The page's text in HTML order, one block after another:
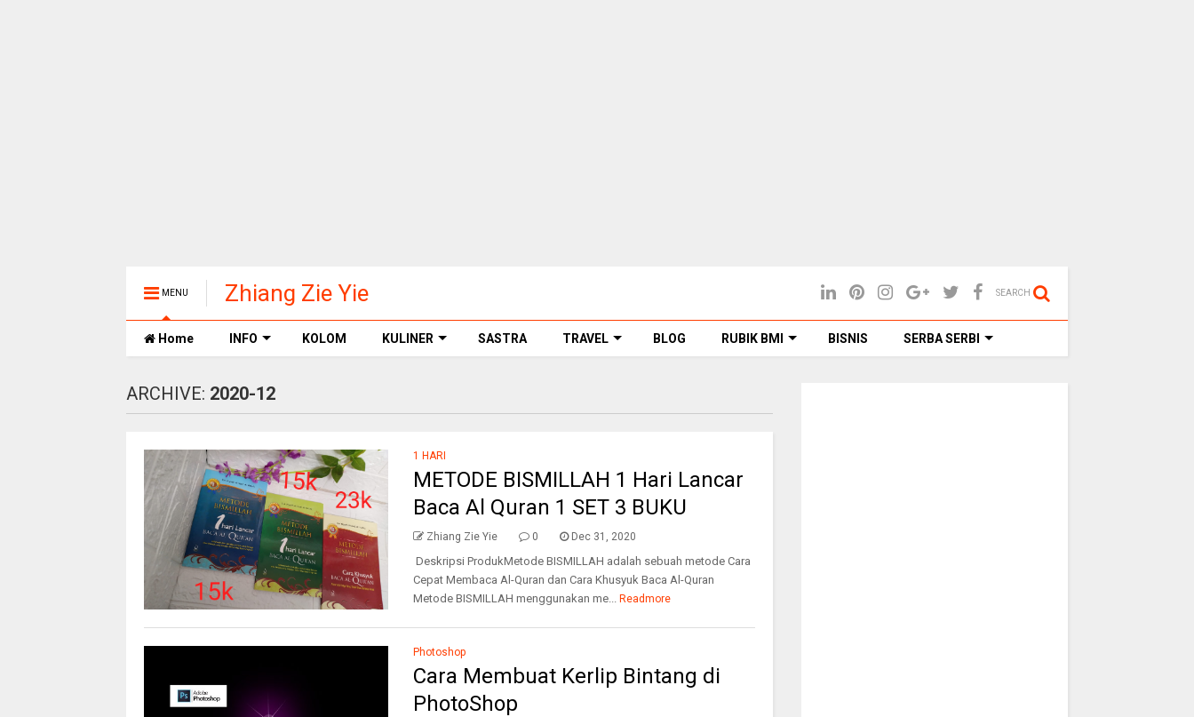
MENU Zhiang Zie Yie SEARCH
Home INFO KOLOM KULINER SASTRA TRAVEL BLOG RUBIK BMI BISNIS SERBA SERBI
ARCHIVE: 2020-12
1 HARI
METODE BISMILLAH 1 Hari Lancar
Baca Al Quran 1 SET 3 BUKU
Zhiang Zie Yie 0 Dec 31, 2020
Deskripsi ProdukMetode BISMILLAH adalah sebuah metode Cara
Cepat Membaca Al-Quran dan Cara Khusyuk Baca Al-Quran
Metode BISMILLAH menggunakan me... Readmore
Photoshop
Cara Membuat Kerlip Bintang di
PhotoShop